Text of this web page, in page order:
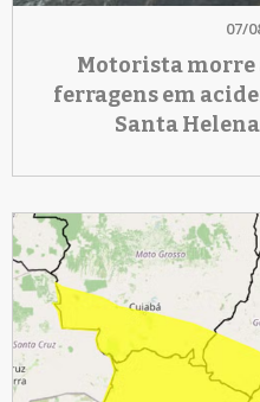
07/
Motorista morre
ferragens em
Santa